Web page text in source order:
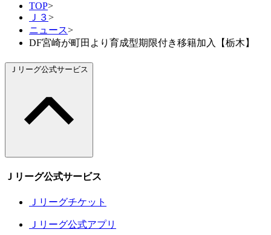
TOP>
Ｊ３>
ニュース>
DF宮崎が町田より育成型期限付き移籍加入【栃木】
Ｊリーグ公式サービス
Ｊリーグ公式サービス
Ｊリーグチケット
Ｊリーグ公式アプリ